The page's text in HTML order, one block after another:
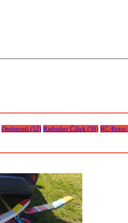
Osobnosti (52) Radoslav Čížek (58) RC-Retro